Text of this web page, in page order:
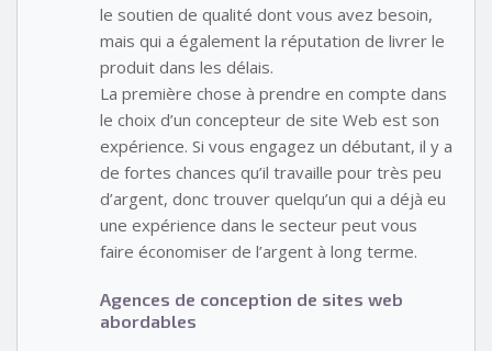
le soutien de qualité dont vous avez besoin,
mais qui a également la réputation de livrer le
produit dans les délais.
La première chose à prendre en compte dans
le choix d’un concepteur de site Web est son
expérience. Si vous engagez un débutant, il y a
de fortes chances qu’il travaille pour très peu
d’argent, donc trouver quelqu’un qui a déjà eu
une expérience dans le secteur peut vous
faire économiser de l’argent à long terme.
Agences de conception de sites web
abordables